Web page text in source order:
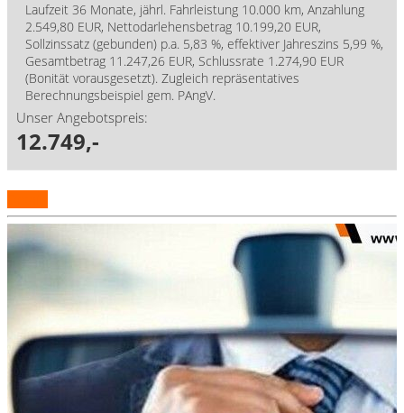
Laufzeit 36 Monate, jährl. Fahrleistung 10.000 km, Anzahlung
2.549,80 EUR, Nettodarlehensbetrag 10.199,20 EUR,
Sollzinssatz (gebunden) p.a. 5,83 %, effektiver Jahreszins 5,99 %,
Gesamtbetrag 11.247,26 EUR, Schlussrate 1.274,90 EUR
(Bonität vorausgesetzt). Zugleich repräsentatives
Berechnungsbeispiel gem. PAngV.
Unser Angebotspreis:
12.749,-